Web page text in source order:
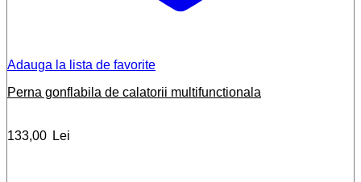
Adauga la lista de favorite
Perna gonflabila de calatorii multifunctionala
133,00 Lei